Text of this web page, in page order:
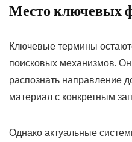
Место ключевых
Ключевые термины
поисковых механизмов.
распознать направление
материал с конкретным
Однако актуальные